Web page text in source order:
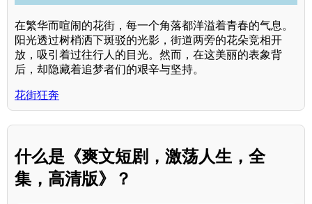
在繁华而喧闹的花街，每一个角落都洋溢着青春的气息。
阳光透过树梢洒下斑驳的光影，街道两旁的花朵竞相开
放，吸引着过往行人的目光。然而，在这美丽的表象背
后，却隐藏着追梦者们的艰辛与坚持。
花街狂奔
什么是《爽文短剧，激荡人生，全
集，高清版》？